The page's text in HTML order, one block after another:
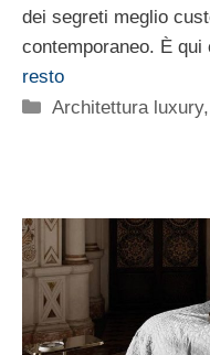
dei segreti meglio
contemporaneo. È
resto
Categorie
Architettura luxury